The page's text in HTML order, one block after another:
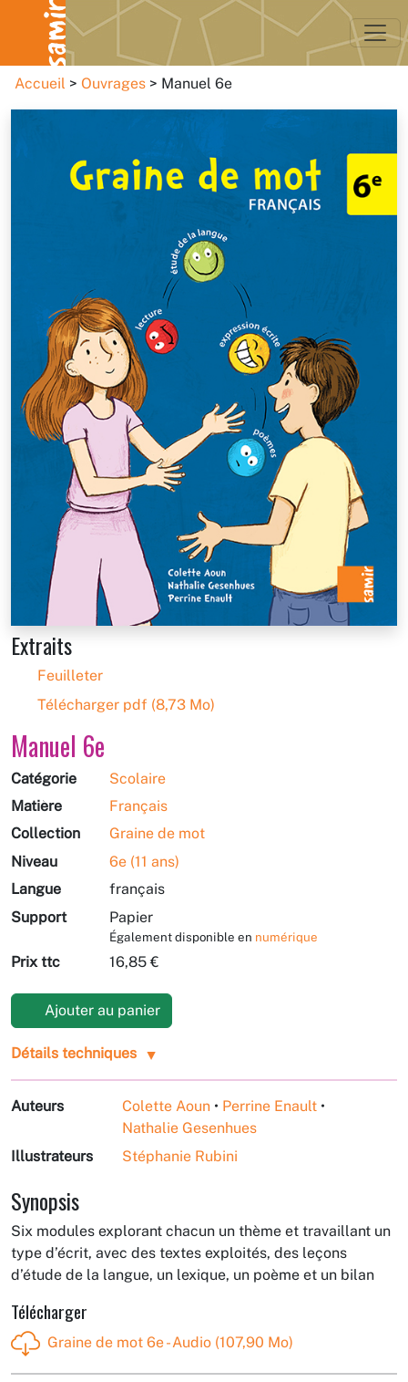
Accueil Ouvrages Manuel 6e
Extraits
Feuilleter
Télécharger pdf (8,73 Mo)
Manuel 6e
Catégorie
Scolaire
Matière
Français
Collection
Graine de mot
Niveau
6e (11 ans)
Langue
français
Support
Papier
Également disponible en numérique
Prix ttc 16,85 €
Ajouter au panier
Détails techniques
Auteurs Colette Aoun • Perrine Enault •
Nathalie Gesenhues
Illustrateurs
Stéphanie Rubini
Synopsis
Six modules explorant chacun un thème et travaillant un
type d’écrit, avec des textes exploités, des leçons
d’étude de la langue, un lexique, un poème et un bilan
Télécharger
Graine de mot 6e - Audio (107,90 Mo)